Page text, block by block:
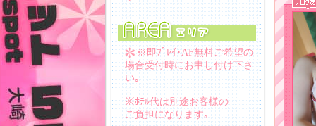
※即ﾌﾟﾚｲ･AF無料ご希望の
場合受付時にお申し付け下さ
い｡
※ﾎﾃﾙ代は別途お客様の
ご負担になります｡